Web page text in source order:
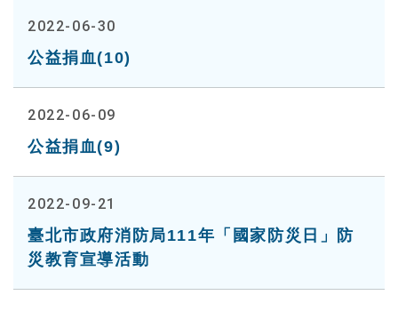
2022-06-30
公益捐血(10)
2022-06-09
公益捐血(9)
2022-09-21
臺北市政府消防局111年「國家防災日」防
災教育宣導活動